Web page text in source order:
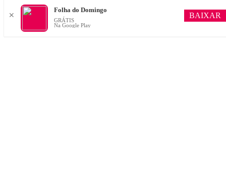
✕
Folha do Domingo
GRÁTIS
Na Google Play
BAIXAR